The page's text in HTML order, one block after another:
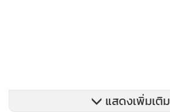
แสดงเพิ่มเติม